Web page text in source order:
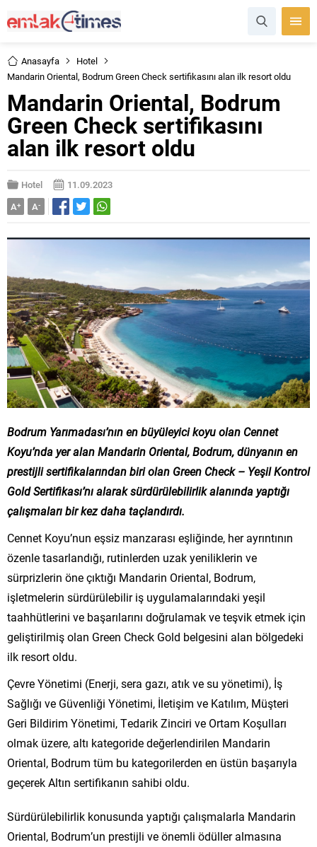
Anasayfa
Hotel
Mandarin Oriental, Bodrum Green Check sertifikasını alan ilk resort oldu
Mandarin Oriental, Bodrum
Green Check sertifikasını
alan ilk resort oldu
Hotel
11.09.2023
A+ A-
Bodrum Yarımadası’nın en büyüleyici koyu olan Cennet
Koyu’nda yer alan Mandarin Oriental, Bodrum, dünyanın en
prestijli sertifikalarından biri olan Green Check – Yeşil Kontrol
Gold Sertifikası’nı alarak sürdürülebilirlik alanında yaptığı
çalışmaları bir kez daha taçlandırdı.
Cennet Koyu’nun eşsiz manzarası eşliğinde, her ayrıntının
özenle tasarlandığı, rutinlerden uzak yeniliklerin ve
sürprizlerin öne çıktığı Mandarin Oriental, Bodrum,
işletmelerin sürdürülebilir iş uygulamalarındaki yeşil
taahhütlerini ve başarılarını doğrulamak ve teşvik etmek için
geliştirilmiş olan Green Check Gold belgesini alan bölgedeki
ilk resort oldu.
Çevre Yönetimi (Enerji, sera gazı, atık ve su yönetimi), İş
Sağlığı ve Güvenliği Yönetimi, İletişim ve Katılım, Müşteri
Geri Bildirim Yönetimi, Tedarik Zinciri ve Ortam Koşulları
olmak üzere, altı kategoride değerlendirilen Mandarin
Oriental, Bodrum tüm bu kategorilerden en üstün başarıyla
geçerek Altın sertifikanın sahibi oldu.
Sürdürülebilirlik konusunda yaptığı çalışmalarla Mandarin
Oriental, Bodrum’un prestijli ve önemli ödüller almasına